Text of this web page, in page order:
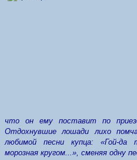
что он ему поставит по
Отдохнувшие лошади лихо
любимой песни купца: «Гой-
морозная кругом...», сменяя одну